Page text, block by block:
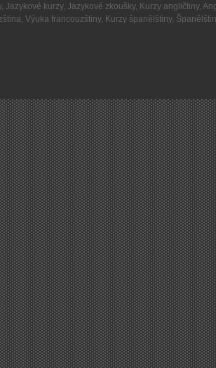
, Jazykové kurzy, Jazykové zkoušky, Kurzy angličtiny,
,Výuka francouzštiny, Kurzy španělštiny,